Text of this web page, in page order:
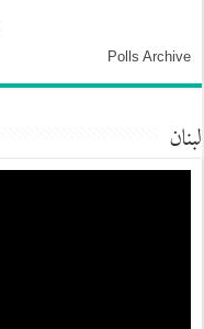
Polls Archive
لبنان